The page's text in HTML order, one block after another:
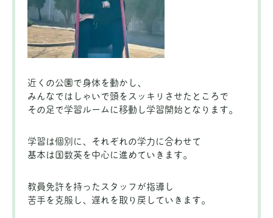
近くの公園で身体を動かし、
みんなではしゃいで頭をスッキリさせたところで
その足で学習ルームに移動し学習開始となります。
学習は個別に、それぞれの学力に合わせて
基本は国数英を中心に進めていきます。
教員免許を持ったスタッフが指導し
苦手を克服し、遅れを取り戻していきます。